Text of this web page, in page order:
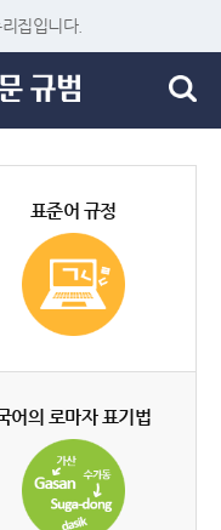
집입니다.
표준어 규정
어의 로마자 표기법